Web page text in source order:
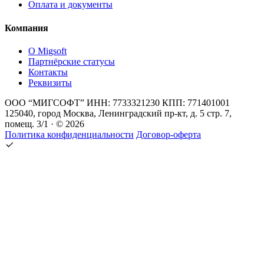
Оплата и документы
Компания
О Migsoft
Партнёрские статусы
Контакты
Реквизиты
ООО “МИГСОФТ” ИНН: 7733321230 КПП: 771401001
125040, город Москва, Ленинградский пр-кт, д. 5 стр. 7,
помещ. 3/1 · © 2026
Политика конфиденциальности Договор-оферта